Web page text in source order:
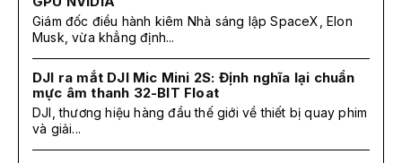
Giám đốc điều hành kiêm Nhà sáng lập SpaceX, Elon
Musk, vừa khẳng định...
DJI ra mắt DJI Mic Mini 2S: Định nghĩa lại chuẩn
mực âm thanh 32-BIT Float
DJI, thương hiệu hàng đầu thế giới về thiết bị quay phim
và giải...